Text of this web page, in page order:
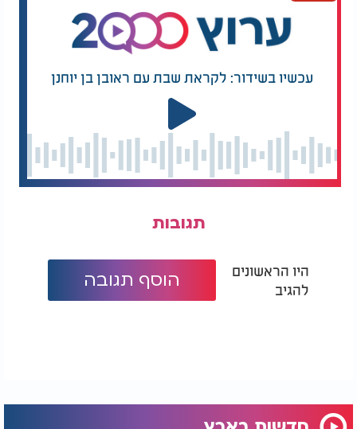
עכשיו בשידור: לקראת שבת עם ראובן בן יוחנן
תגובות
היו הראשונים
להגיב
הוסף תגובה